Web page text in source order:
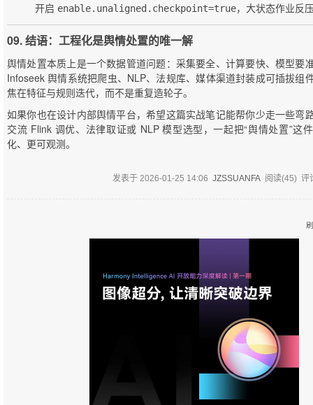
开启 enable.unaligned.checkpoint=true，大状态作业反
09. 结语：工程化是舆情处置的唯一解
舆情处置本质上是一个数据管道问题：采集要全、计算要快、模型要
Infoseek 舆情系统把爬虫、NLP、法规库、媒体渠道封装成可插拔组
焦在特征与规则迭代，而不是重复造轮子。
如果你也在设计内部舆情平台，希望这篇实战笔记能帮你少走一些弯
交流 Flink 调优、法律取证或 NLP 模型选型，一起把“舆情处置”这
化、更可观测。
发表于 2026-01-25 14:06 JZSSUANFA 阅读(45) 评